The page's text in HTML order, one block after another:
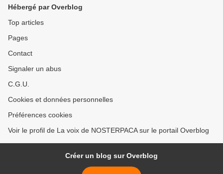
Hébergé par Overblog
Top articles
Pages
Contact
Signaler un abus
C.G.U.
Cookies et données personnelles
Préférences cookies
Voir le profil de La voix de NOSTERPACA sur le portail Overblog
Créer un blog sur Overblog